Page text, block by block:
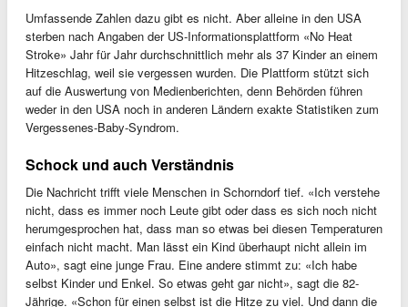
Umfassende Zahlen dazu gibt es nicht. Aber alleine in den USA
sterben nach Angaben der US-Informationsplattform «No Heat
Stroke» Jahr für Jahr durchschnittlich mehr als 37 Kinder an einem
Hitzeschlag, weil sie vergessen wurden. Die Plattform stützt sich
auf die Auswertung von Medienberichten, denn Behörden führen
weder in den USA noch in anderen Ländern exakte Statistiken zum
Vergessenes-Baby-Syndrom.
Schock und auch Verständnis
Die Nachricht trifft viele Menschen in Schorndorf tief. «Ich verstehe
nicht, dass es immer noch Leute gibt oder dass es sich noch nicht
herumgesprochen hat, dass man so etwas bei diesen Temperaturen
einfach nicht macht. Man lässt ein Kind überhaupt nicht allein im
Auto», sagt eine junge Frau. Eine andere stimmt zu: «Ich habe
selbst Kinder und Enkel. So etwas geht gar nicht», sagt die 82-
Jährige. «Schon für einen selbst ist die Hitze zu viel. Und dann die